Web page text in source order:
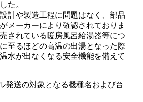
た。
計や製造工程に問題はなく、部品
メーカーにより確認されておりま
されている暖房風呂給湯器等につ
至るほどの高温の出湯となった際
水が出なくなる安全機能を備えて
発送の対象となる機種名および台